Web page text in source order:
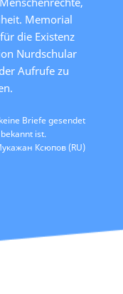
Memorial
die Existenz
Nurdschular
Aufrufe zu
Briefe gesendet
ist.
Ксюпов (RU)